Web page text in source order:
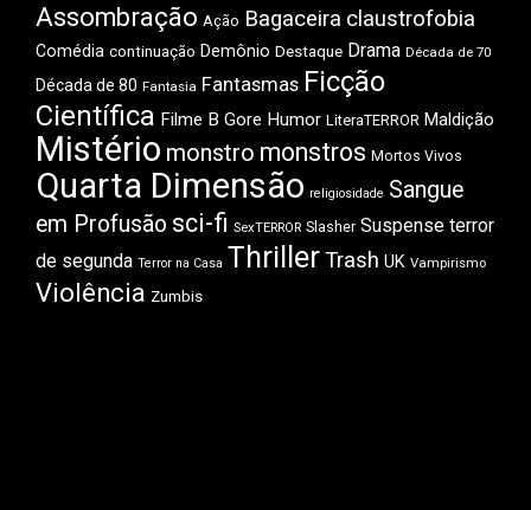
Assombração Ação Bagaceira claustrofobia
Comédia continuação Demônio Destaque Drama Década de 70
Década de 80 Fantasia Fantasmas Ficção
Científica Filme B Gore Humor LiteraTERROR Maldição
Mistério monstro monstros Mortos Vivos
Quarta Dimensão religiosidade Sangue
em Profusão sci-fi SexTERROR Slasher Suspense terror
de segunda Terror na Casa ThrillerTrash UK Vampirismo
Violência Zumbis